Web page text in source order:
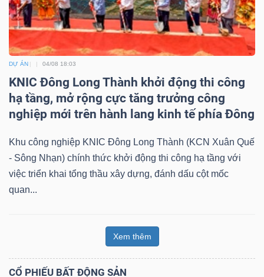
DỰ ÁN 04/08 18:03
KNIC Đông Long Thành khởi động thi công
hạ tầng, mở rộng cực tăng trưởng công
nghiệp mới trên hành lang kinh tế phía Đông
Khu công nghiệp KNIC Đông Long Thành (KCN Xuân Quế
- Sông Nhạn) chính thức khởi động thi công hạ tầng với
việc triển khai tổng thầu xây dựng, đánh dấu cột mốc
quan...
Xem thêm
CỔ PHIẾU BẤT ĐỘNG SẢN